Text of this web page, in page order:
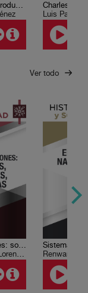
Biología 8. Reproducción de los individuos
Charles
Ver todo
Las instituciones: sociales, políticas, jurídicas
Cristina Puga, Lorenzo Córdova